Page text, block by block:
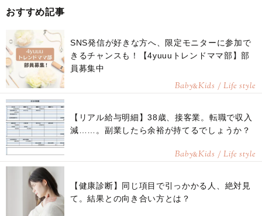
おすすめ記事
SNS発信が好きな方へ、限定モニターに参加で
きるチャンスも！【4yuuuトレンドママ部】部
員募集中
Baby&Kids / Life style
【リアル給与明細】38歳、接客業。転職で収入
減……。副業したら余裕が持てるでしょうか？
Baby&Kids / Life style
【健康診断】同じ項目で引っかかる人、絶対見
て。結果との向き合い方とは？